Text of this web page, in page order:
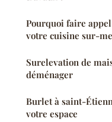
Pourquoi faire
votre cuisine sur-
Surelevation de
déménager
Burlet à saint-
votre espace